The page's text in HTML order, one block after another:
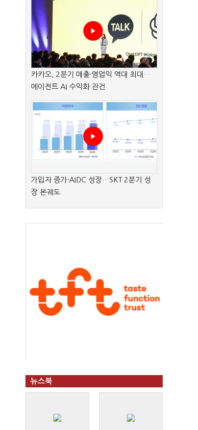
카카오, 2분기 매출·영업익 역대 최대…
에이전트 AI 수익화 관건
가입자 증가·AIDC 성장…SKT 2분기 성
장 본궤도
뉴스북